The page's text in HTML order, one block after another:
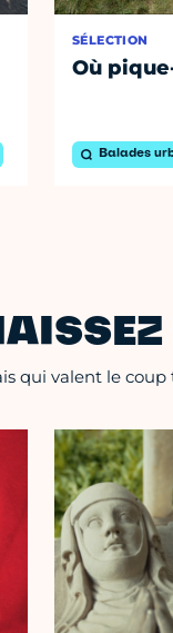
SÉLECTION
Où
Balades
qui valent le coup